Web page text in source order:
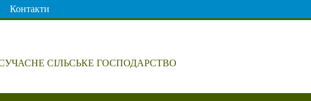
Контакти
СІЛЬСЬКЕ ГОСПОДАРСТВО